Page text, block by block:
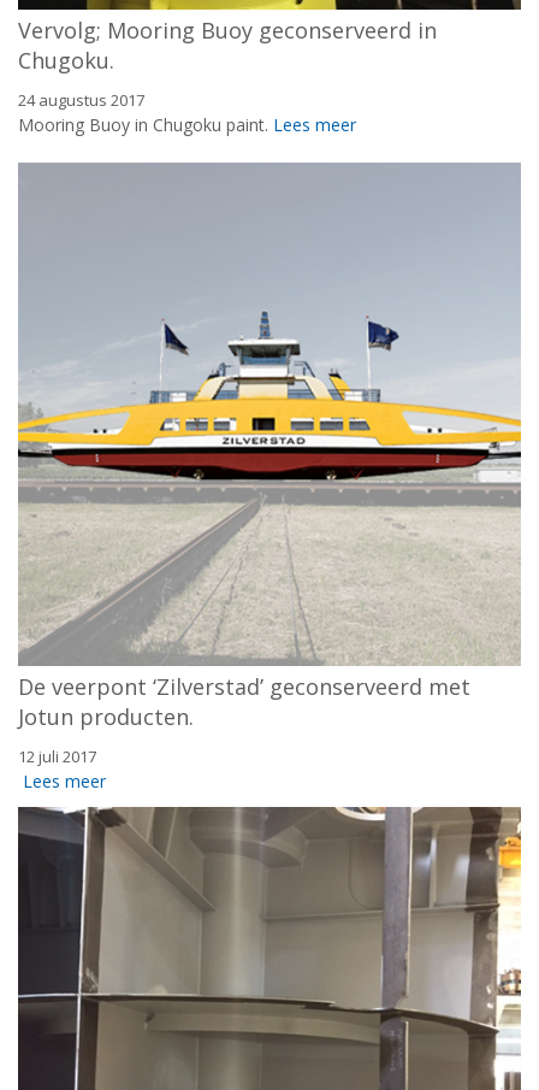
Vervolg; Mooring Buoy geconserveerd in
Chugoku.
24 augustus 2017
Mooring Buoy in Chugoku paint. Lees meer
De veerpont ‘Zilverstad’ geconserveerd met
Jotun producten.
12 juli 2017
Lees meer